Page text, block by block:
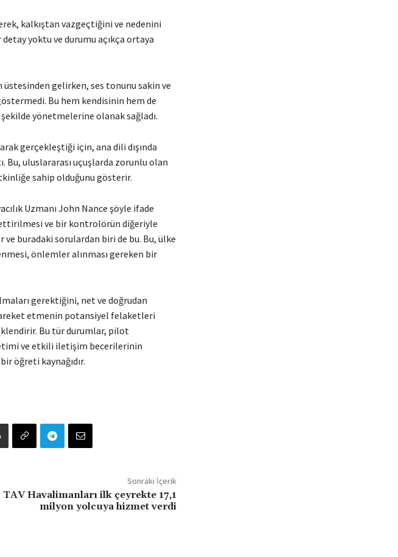
kalkıştan vazgeçtiğini ve nedenini
yoktu ve durumu açıkça ortaya
üstesinden gelirken, ses tonunu sakin ve
Bu hem kendisinin hem de
yönetmelerine olanak sağladı.
gerçekleştiği için, ana dili dışında
uluslararası uçuşlarda zorunlu olan
sahip olduğunu gösterir.
Uzmanı John Nance şöyle ifade
ve bir kontrolörün diğeriyle
buradaki sorulardan biri de bu. Bu, ülke
önlemler alınması gereken bir
gerektiğini, net ve doğrudan
etmenin potansiyel felaketleri
Bu tür durumlar, pilot
ve etkili iletişim becerilerinin
öğreti kaynağıdır.
Sonraki İçerik
TAV Havalimanları ilk çeyrekte 17,1
milyon yolcuya hizmet verdi